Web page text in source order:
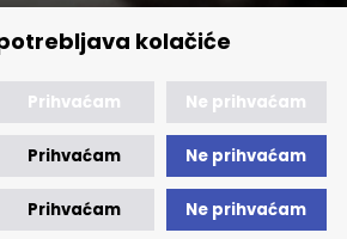
kolačiće
Prihvaćam Ne prihvaćam
Prihvaćam Ne prihvaćam
Prihvaćam Ne prihvaćam